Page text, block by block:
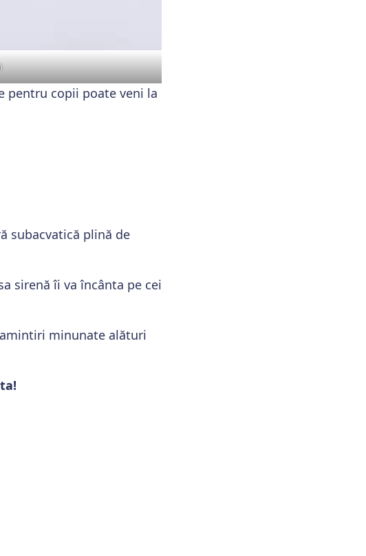
pentru copii poate veni la
subacvatică plină de
sirenă îi va încânta pe cei
amintiri minunate alături